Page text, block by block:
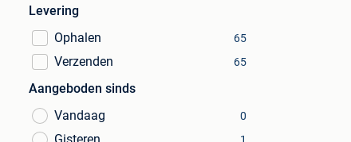
Levering
Ophalen
65
Verzenden 65
Aangeboden sinds
Vandaag
0